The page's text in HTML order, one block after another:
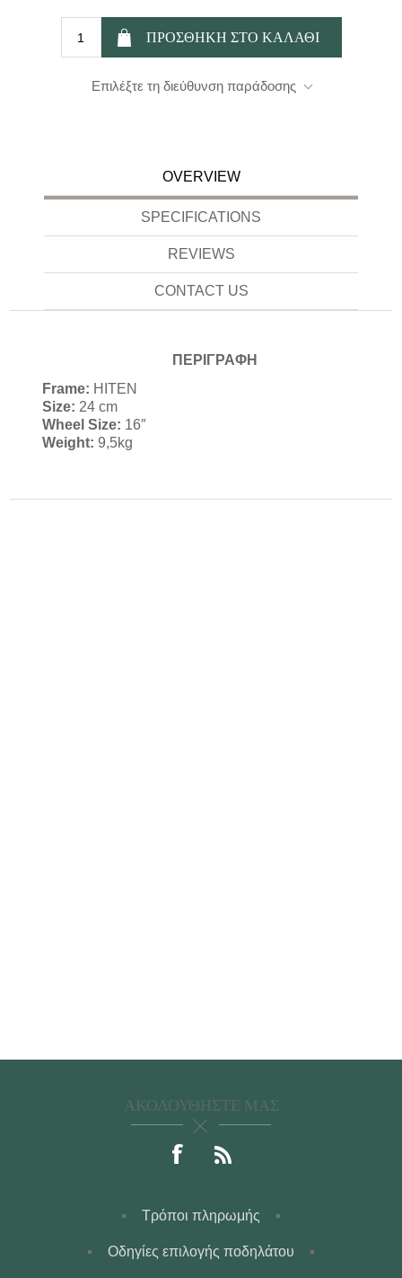
Επιλέξτε τη διεύθυνση παράδοσης
OVERVIEW
SPECIFICATIONS
REVIEWS
CONTACT US
ΠΕΡΙΓΡΑΦΗ
Frame: HITEN
Size: 24 cm
Wheel Size: 16″
Weight:9,5kg
ΑΚΟΛΟΥΘΉΣΤΕ ΜΑΣ
Τρόποι πληρωμής
Οδηγίες επιλογής ποδηλάτου